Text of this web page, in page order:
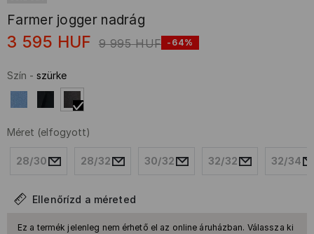
Farmer jogger nadrág
3 595 HUF 9 995 HUF -64%
Szín - szürke
Méret (elfogyott)
28/30 28/32 30/32 32/32 32/34
Ellenőrízd a méreted
Ez a termék jelenleg nem érhető el az online áruházban. Válassza ki